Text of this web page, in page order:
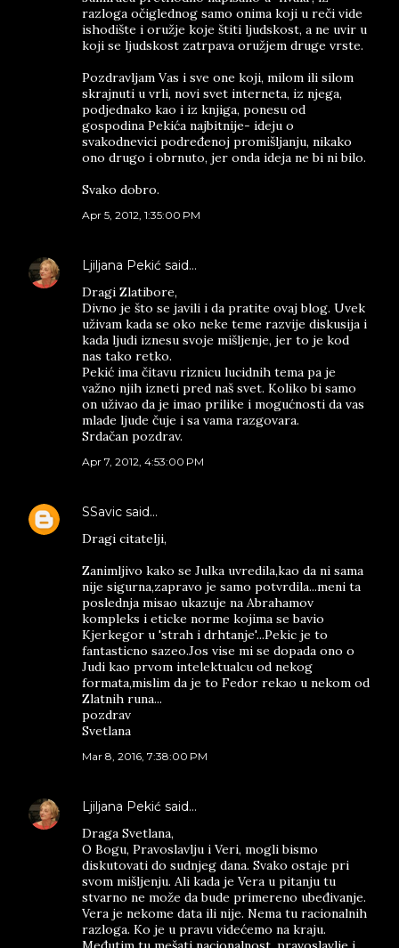
razloga očiglednog samo onima koji u reči vide
ishodište i oružje koje štiti ljudskost, a ne uvir u
koji se ljudskost zatrpava oružjem druge vrste.
Pozdravljam Vas i sve one koji, milom ili silom
skrajnuti u vrli, novi svet interneta, iz njega,
podjednako kao i iz knjiga, ponesu od
gospodina Pekića najbitnije- ideju o
svakodnevici podređenoj promišljanju, nikako
ono drugo i obrnuto, jer onda ideja ne bi ni bilo.
Svako dobro.
Apr 5, 2012, 1:35:00 PM
Ljiljana Pekić said…
Dragi Zlatibore,
Divno je što se javili i da pratite ovaj blog. Uvek
uživam kada se oko neke teme razvije diskusija i
kada ljudi iznesu svoje mišljenje, jer to je kod
nas tako retko.
Pekić ima čitavu riznicu lucidnih tema pa je
važno njih izneti pred naš svet. Koliko bi samo
on uživao da je imao prilike i mogućnosti da vas
mlade ljude čuje i sa vama razgovara.
Srdačan pozdrav.
Apr 7, 2012, 4:53:00 PM
SSavic said…
Dragi citatelji,
Zanimljivo kako se Julka uvredila,kao da ni sama
nije sigurna,zapravo je samo potvrdila...meni ta
poslednja misao ukazuje na Abrahamov
kompleks i eticke norme kojima se bavio
Kjerkegor u 'strah i drhtanje'...Pekic je to
fantasticno sazeo.Jos vise mi se dopada ono o
Judi kao prvom intelektualcu od nekog
formata,mislim da je to Fedor rekao u nekom od
Zlatnih runa...
pozdrav
Svetlana
Mar 8, 2016, 7:38:00 PM
Ljiljana Pekić said…
Draga Svetlana,
O Bogu, Pravoslavlju i Veri, mogli bismo
diskutovati do sudnjeg dana. Svako ostaje pri
svom mišljenju. Ali kada je Vera u pitanju tu
stvarno ne može da bude primereno ubeđivanje.
Vera je nekome data ili nije. Nema tu racionalnih
razloga. Ko je u pravu videćemo na kraju.